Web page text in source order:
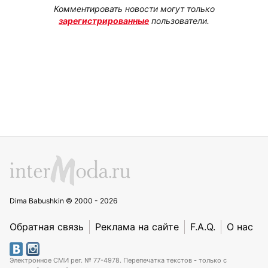
Комментировать новости могут только
зарегистрированные пользователи.
Dima Babushkin © 2000 - 2026
Обратная связь Реклама на сайте F.A.Q. О нас
Электронное СМИ рег. № 77-4978. Перепечатка текстов - только с